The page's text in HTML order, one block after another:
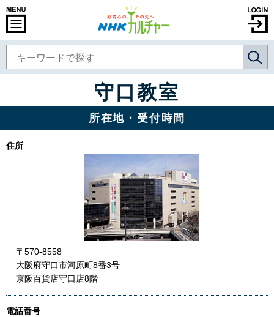
守口教室
所在地・受付時間
住所
〒570-8558
大阪府守口市河原町8番3号
京阪百貨店守口店8階
電話番号